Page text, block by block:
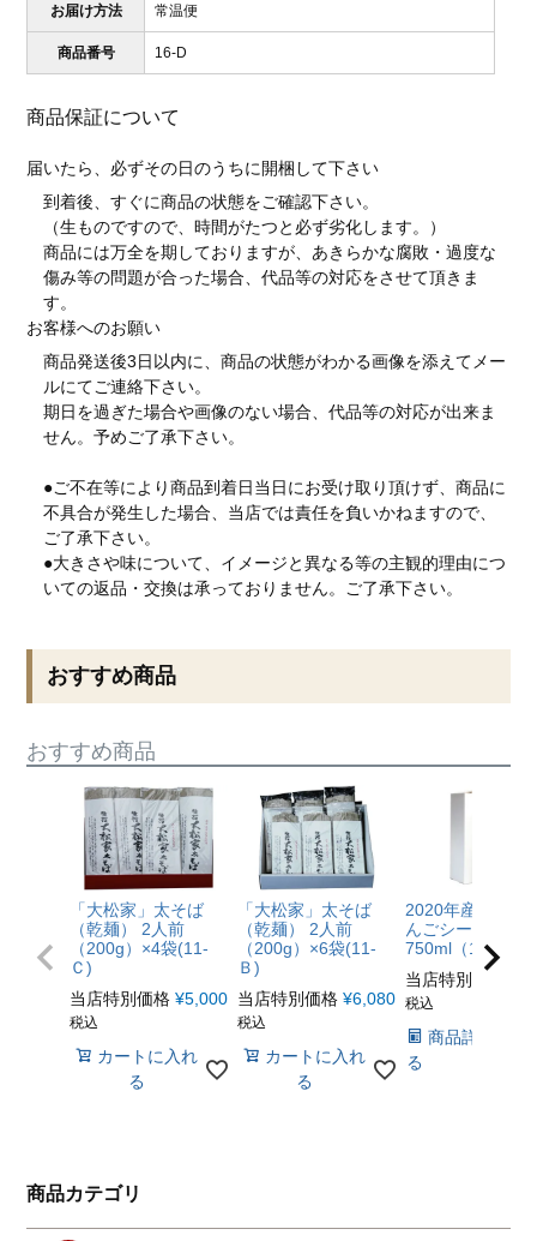
お届け方法 常温便
商品番号 16-D
商品保証について
届いたら、必ずその日のうちに開梱して下さい
到着後、すぐに商品の状態をご確認下さい。
（生ものですので、時間がたつと必ず劣化します。）
商品には万全を期しておりますが、あきらかな腐敗・過度な
傷み等の問題が合った場合、代品等の対応をさせて頂きま
す。
お客様へのお願い
商品発送後3日以内に、商品の状態がわかる画像を添えてメー
ルにてご連絡下さい。
期日を過ぎた場合や画像のない場合、代品等の対応が出来ま
せん。予めご了承下さい。
●ご不在等により商品到着日当日にお受け取り頂けず、商品に
不具合が発生した場合、当店では責任を負いかねますので、
ご了承下さい。
●大きさや味について、イメージと異なる等の主観的理由につ
いての返品・交換は承っておりません。ご了承下さい。
おすすめ商品
おすすめ商品
「大松家」太そば
（乾麺） 2人前
（200g）×4袋(11-
Ｃ)
当店特別価格 ¥5,000
税込
カートに入れ
る
「大松家」太そば
（乾麺） 2人前
（200g）×6袋(11-
Ｂ)
当店特別価格 ¥6,080
税込
カートに入れ
る
2020年産仕込み
んごシードル
750ml（12-C）
当店特別価格
税込
商品詳細を見
る
商品カテゴリ